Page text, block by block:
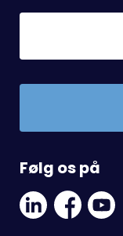
Følg os på
Linkedin
Social
Link
Facebook
Social
Link
Youtube
Link